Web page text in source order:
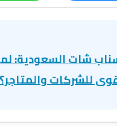
شات السعودية:
للشركات والمتاجر؟